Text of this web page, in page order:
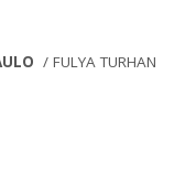
/ FULYA TURHAN